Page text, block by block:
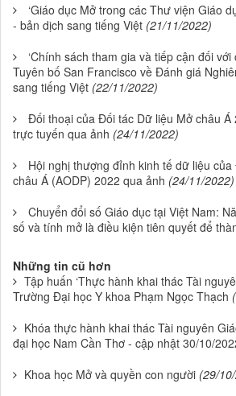
‘Giáo dục Mở trong các Thư viện Giáo
- bản dịch sang tiếng Việt (21/11/2022)
‘Chính sách tham gia và tiếp cận đối
Tuyên bố San Francisco về Đánh giá
sang tiếng Việt (22/11/2022)
Đối thoại của Đối tác Dữ liệu Mở châu Á
trực tuyến qua ảnh (24/11/2022)
Hội nghị thượng đỉnh kinh tế dữ liệu
châu Á (AODP) 2022 qua ảnh (24/11/2022)
Chuyển đổi số Giáo dục tại Việt Nam:
số và tính mở là điều kiện tiên quyết để
Những tin cũ hơn
Tập huấn ‘Thực hành khai thác Tài
Trường Đại học Y khoa Phạm Ngọc Thạch
Khóa thực hành khai thác Tài nguyên
đại học Nam Cần Thơ - cập nhật 30/10/
Khoa học Mở và quyền con người (29/